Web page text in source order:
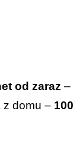
od zaraz –
z domu –